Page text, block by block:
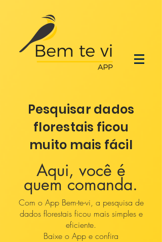
Aqui, você é
quem comanda.
Pesquisar dados
florestais ficou
muito mais fácil
Com o App Bem-te-vi, a pesquisa de
dados florestais ficou mais simples e
eficiente.
Baixe o App e confira